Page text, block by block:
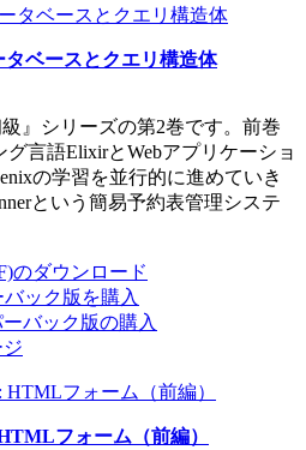
ベースとクエリ構造体
』シリーズの第2巻です。前巻
言語ElixirとWebアプリケーショ
の学習を並行的に進めていき
という簡易予約表管理システ
のダウンロード
ック版を購入
バック版の購入
フォーム（前編）